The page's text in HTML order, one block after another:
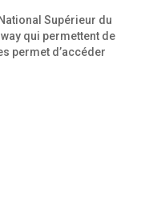
Supérieur du
qui permettent de
permet d’accéder